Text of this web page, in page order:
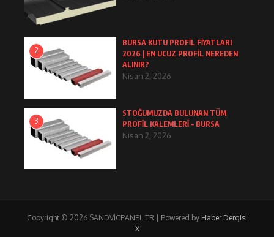
2
BURSA KUTU PROFİL FİYATLARI
2026 | EN UCUZ PROFİL NEREDEN
ALINIR?
Nisan 2, 2026
3
STOĞUMUZDA BULUNAN TÜM
PROFİL KALEMLERİ – BURSA
Nisan 2, 2026
Copyright © 2026 SANDVİCPANEL.TR | Powered by Haber Dergisi
X